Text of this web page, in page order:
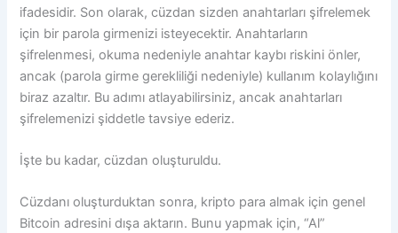
ifadesidir. Son olarak, cüzdan sizden anahtarları şifrelemek
için bir parola girmenizi isteyecektir. Anahtarların
şifrelenmesi, okuma nedeniyle anahtar kaybı riskini önler,
ancak (parola girme gerekliliği nedeniyle) kullanım kolaylığını
biraz azaltır. Bu adımı atlayabilirsiniz, ancak anahtarları
şifrelemenizi şiddetle tavsiye ederiz.
İşte bu kadar, cüzdan oluşturuldu.
Cüzdanı oluşturduktan sonra, kripto para almak için genel
Bitcoin adresini dışa aktarın. Bunu yapmak için, “Al”